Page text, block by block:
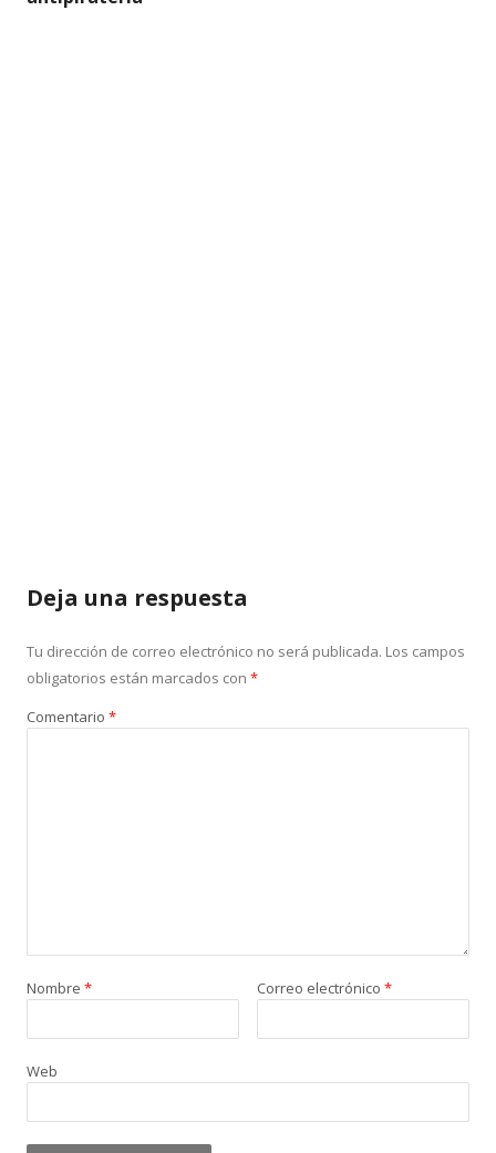
Deja una respuesta
Tu dirección de correo electrónico no será publicada. Los campos
obligatorios están marcados con *
Comentario *
Nombre * Correo electrónico *
Web